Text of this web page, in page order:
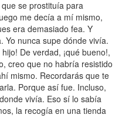
se prostituía para
me decía a mí mismo,
era demasiado fea. Y
Yo nunca supe dónde vivía.
De verdad, ¡qué bueno!,
creo que no habría resistido
mismo. Recordarás que te
Porque así fue. Incluso,
vivía. Eso sí lo sabía
la recogía en una tienda